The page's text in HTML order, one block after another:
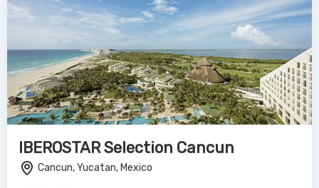
IBEROSTAR Selection Cancun
Cancun, Yucatan, Mexico